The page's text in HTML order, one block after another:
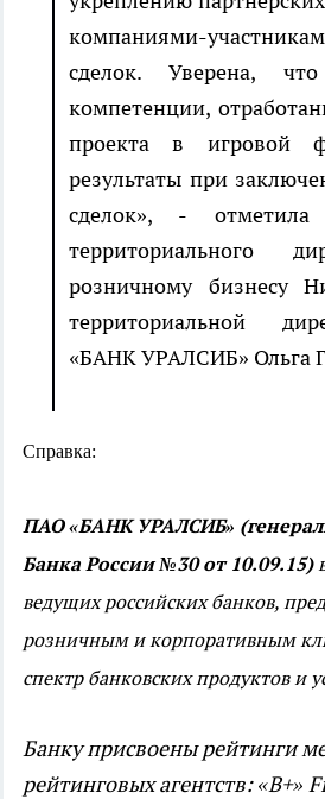
компаниями-
сделок. Уверена,
компетенции,
проекта в игровой
результаты при
сделок», - отметила
территориального
розничному бизнесу
территориальной
«БАНК УРАЛСИБ» Ольга
Справка:
ПАО «БАНК УРАЛСИБ»
Банка России №30 от 10.09.15)
ведущих российских банков,
розничным и корпоративным
спектр банковских продуктов и
Банку присвоены рейтинги
рейтинговых агентств: «В+»